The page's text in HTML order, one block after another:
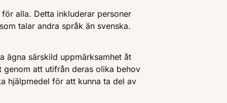
alla. Detta inkluderar personer
talar andra språk än svenska.
ägna särskild uppmärksamhet åt
genom att utifrån deras olika behov
hjälpmedel för att kunna ta del av